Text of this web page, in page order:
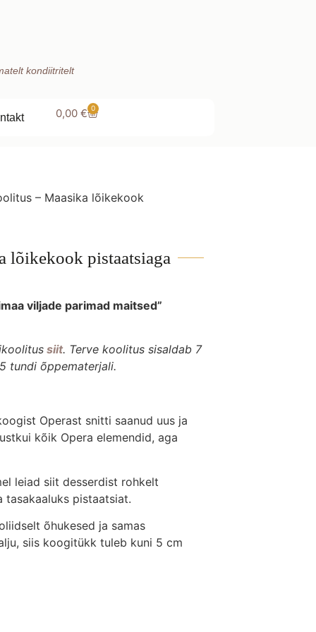
kondiitritelt
0,00 € 0
– Maasika lõikekook
lõikekook pistaatsiaga
viljade parimad maitsed”
siit. Terve koolitus sisaldab 7
tundi õppematerjali.
Operast snitti saanud uus ja
kõik Opera elemendid, aga
leiad siit desserdist rohkelt
tasakaaluks pistaatsiat.
õhukesed ja samas
siis koogitükk tuleb kuni 5 cm